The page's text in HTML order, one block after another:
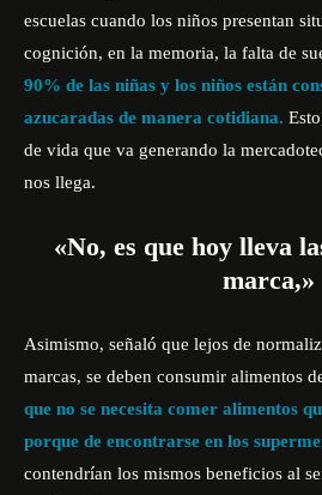
escuelas cuando los niños presentan
cognición, en la memoria, la falta de
90% de las niñas y los niños están
azucaradas de manera cotidiana.
de vida que va generando la
nos llega.
«No, es que hoy lleva
marca,»
Asimismo, señaló que lejos de
marcas, se deben consumir alimentos
que no se necesita comer alimentos
porque de encontrarse en los
contendrían los mismos beneficios al